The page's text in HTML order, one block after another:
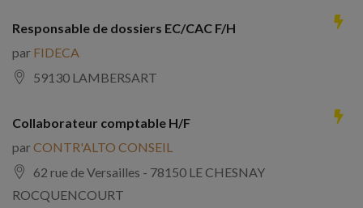
Responsable de dossiers EC/CAC F/H
par FIDECA
59130 LAMBERSART
Collaborateur comptable H/F
parCONTR'ALTO CONSEIL
62 rue de Versailles - 78150 LE CHESNAY
ROCQUENCOURT